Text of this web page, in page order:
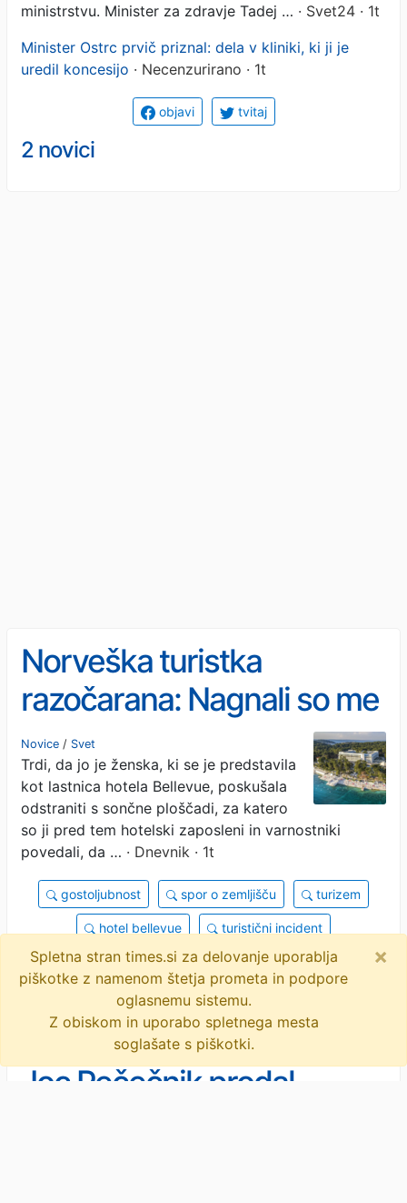
ministrstvu. Minister za zdravje Tadej … · Svet24 · 1t
Minister Ostrc prvič priznal: dela v kliniki, ki ji je
uredil koncesijo · Necenzurirano · 1t
objavi tvitaj
2 novici
Norveška turistka
razočarana: Nagnali so me
z javne plaže na Lošinju
Novice / Svet
Trdi, da jo je ženska, ki se je predstavila
kot lastnica hotela Bellevue, poskušala
odstraniti s sončne ploščadi, za katero
so ji pred tem hotelski zaposleni in varnostniki
povedali, da … · Dnevnik · 1t
gostoljubnost spor o zemljišču turizem
hotel bellevue turistični incident
pravica dostopa mali lošinj koncesija
javna plaža
Joc Pečečnik prodal
Spletna stran times.si za delovanje uporablja
piškotke z namenom štetja prometa in podpore
oglasnemu sistemu.
Z obiskom in uporabo spletnega mesta
soglašate s piškotki.
×